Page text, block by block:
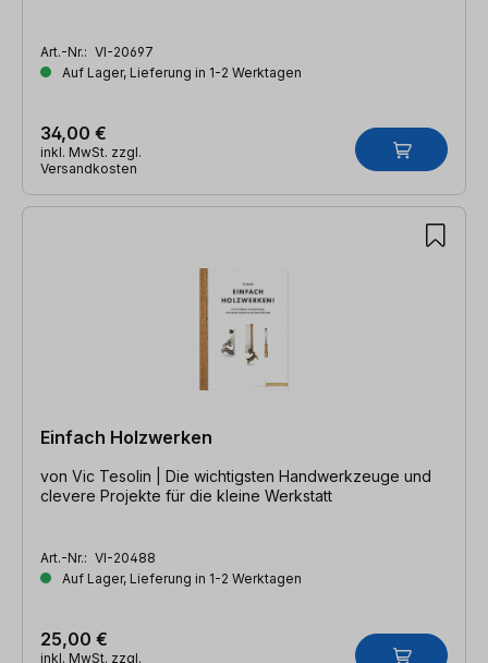
Art.-Nr.: VI-20697
Auf Lager, Lieferung in 1-2 Werktagen
34,00 €
inkl. MwSt. zzgl.
Versandkosten
Einfach Holzwerken
von Vic Tesolin | Die wichtigsten Handwerkzeuge und
clevere Projekte für die kleine Werkstatt
Art.-Nr.: VI-20488
Auf Lager, Lieferung in 1-2 Werktagen
25,00 €
inkl. MwSt. zzgl.